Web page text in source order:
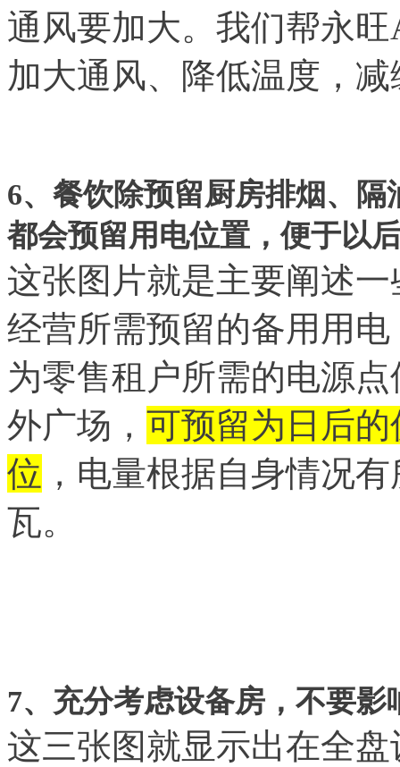
通风要加大。我们帮永
加大通风、降低温度，
6、餐饮除预留厨房排烟、
都会预留用电位置，便于以
这张图片就是主要阐述
经营所需预留的备用用
为零售租户所需的电源
外广场， 可预留为日后
位 ，电量根据自身情况
瓦。
7、充分考虑设备房，不要
这三张图就显示出在全